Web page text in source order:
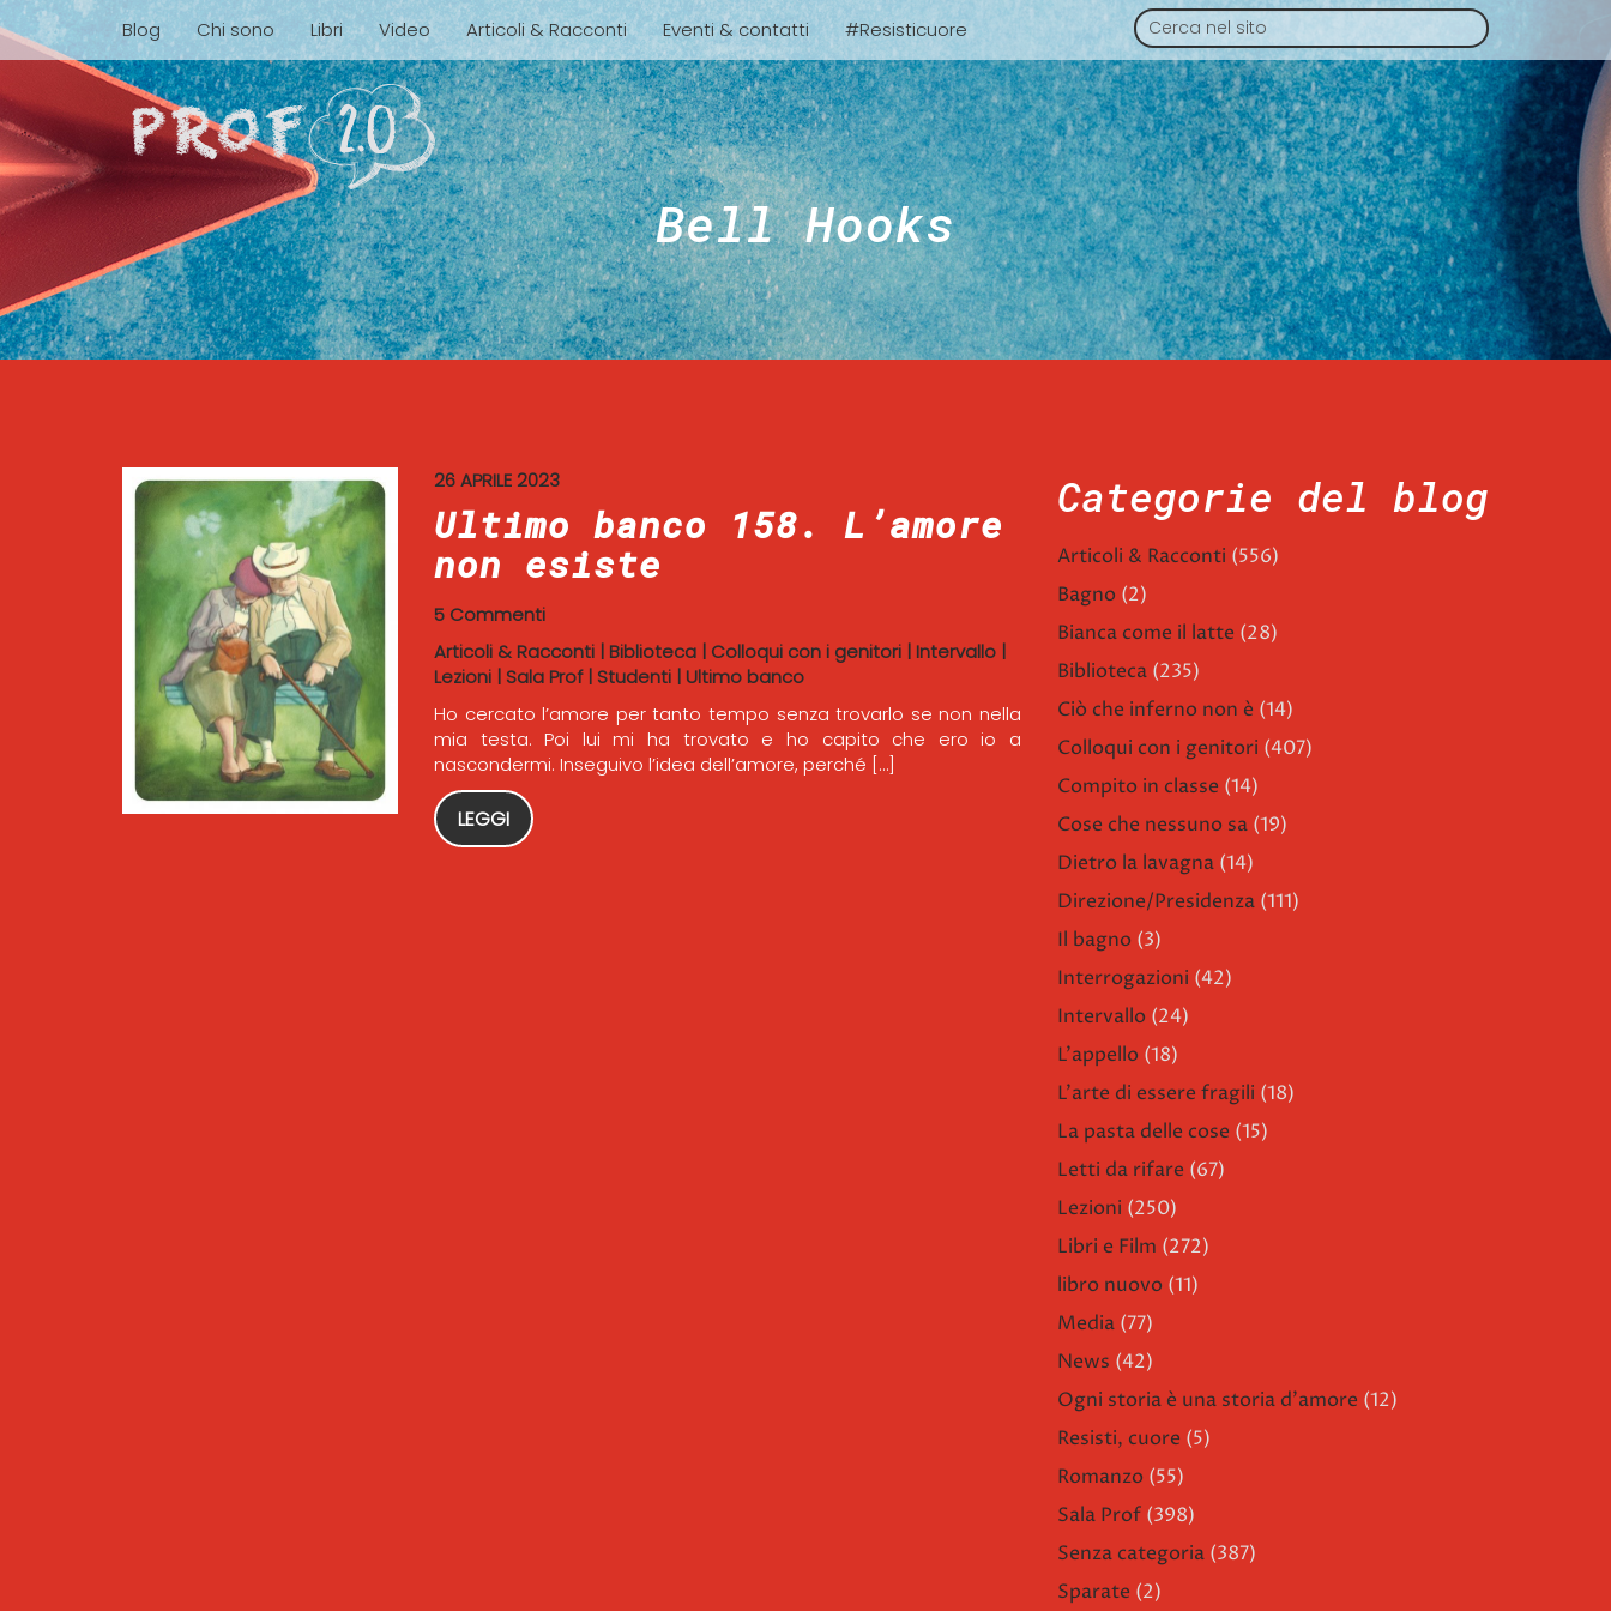
Blog Chi sono Libri Video Articoli & Racconti Eventi & contatti #Resisticuore
Bell Hooks
26 APRILE 2023
Ultimo banco 158. L’amore
non esiste
5 Commenti
Articoli & Racconti| Biblioteca| Colloqui con i genitori| Intervallo|
Lezioni| Sala Prof| Studenti| Ultimo banco
Ho cercato l’amore per tanto tempo senza trovarlo se non nella
mia testa. Poi lui mi ha trovato e ho capito che ero io a
nascondermi. Inseguivo l’idea dell’amore, perché […]
LEGGI
Categorie del blog
Articoli & Racconti (556)
Bagno (2)
Bianca come il latte (28)
Biblioteca (235)
Ciò che inferno non è (14)
Colloqui con i genitori (407)
Compito in classe (14)
Cose che nessuno sa (19)
Dietro la lavagna (14)
Direzione/Presidenza (111)
Il bagno (3)
Interrogazioni (42)
Intervallo (24)
L'appello (18)
L'arte di essere fragili (18)
La pasta delle cose (15)
Letti da rifare (67)
Lezioni (250)
Libri e Film (272)
libro nuovo (11)
Media (77)
News (42)
Ogni storia è una storia d'amore (12)
Resisti, cuore (5)
Romanzo (55)
Sala Prof (398)
Senza categoria (387)
Sparate (2)